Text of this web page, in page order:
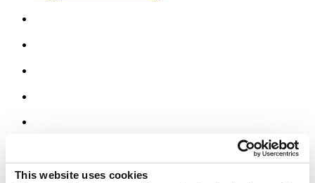
This website uses cookies
Americas